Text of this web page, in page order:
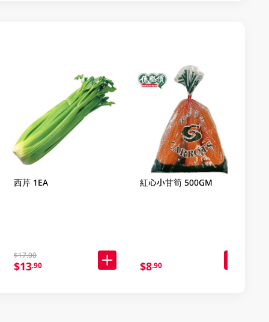
西芹 1EA
$17.00
$13.90
紅心小甘筍 500GM
$8.90